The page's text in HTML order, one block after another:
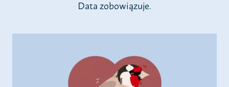
Data zobowiązuje.